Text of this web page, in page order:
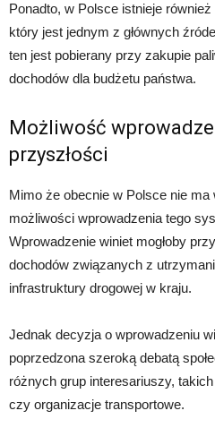
Ponadto, w Polsce istnieje
który jest jednym z głównych
ten jest pobierany przy zakupie
dochodów dla budżetu państwa.
Możliwość
przyszłości
Mimo że obecnie w Polsce nie
możliwości wprowadzenia tego
Wprowadzenie winiet mogłoby
dochodów związanych z
infrastruktury drogowej w kraju.
Jednak decyzja o wprowadzeniu
poprzedzona szeroką debatą
różnych grup interesariuszy,
czy organizacje transportowe.